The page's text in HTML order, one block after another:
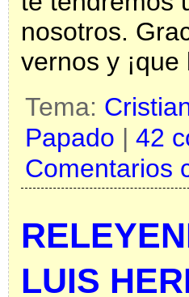
nosotros.
vernos y
Tema:
Papado | 42
Comentarios
LUIS